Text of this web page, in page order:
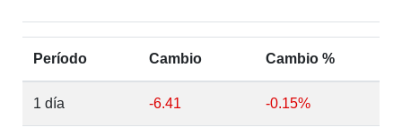
Período Cambio Cambio %
1 día -6.41 -0.15%